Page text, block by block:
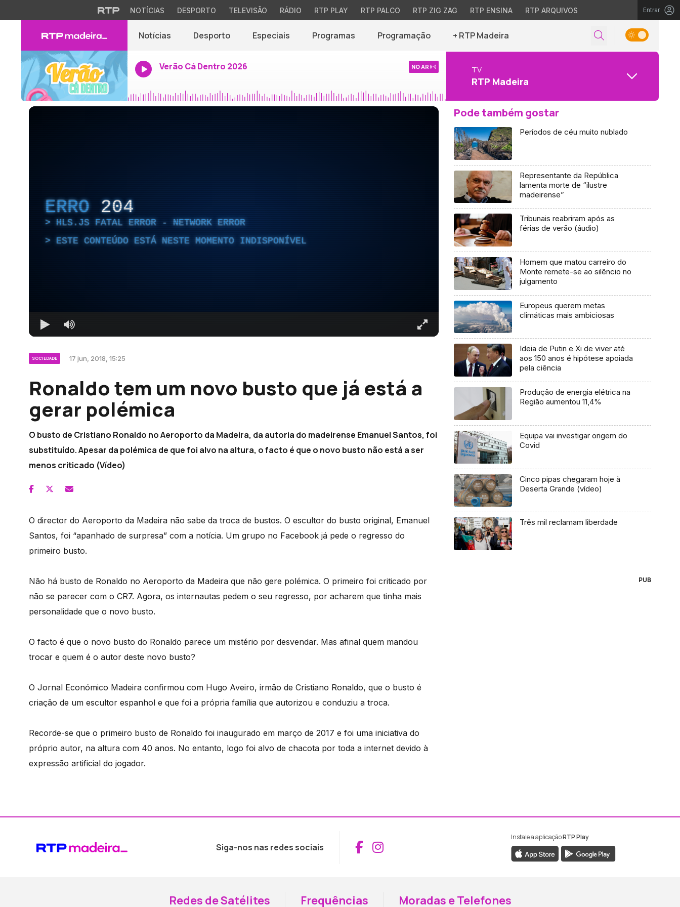
NOTÍCIAS DESPORTO TELEVISÃO RÁDIO RTP PLAY RTP PALCO RTP ZIG ZAG RTP ENSINA RTP ARQUIVOS Entrar
Notícias Desporto Especiais Programas Programação + RTP Madeira
Verão Cá Dentro 2026 NO AR TV
RTP Madeira
ERRO 204
HLS.JS FATAL ERROR - NETWORK ERROR
ESTE CONTEÚDO ESTÁ NESTE MOMENTO INDISPONÍVEL
SOCIEDADE 17 jun, 2018, 15:25
Ronaldo tem um novo busto que já está a
gerar polémica
O busto de Cristiano Ronaldo no Aeroporto da Madeira, da autoria do madeirense Emanuel Santos, foi
substituído. Apesar da polémica de que foi alvo na altura, o facto é que o novo busto não está a ser
menos criticado (Vídeo)
O director do Aeroporto da Madeira não sabe da troca de bustos. O escultor do busto original, Emanuel
Santos, foi “apanhado de surpresa” com a notícia. Um grupo no Facebook já pede o regresso do
primeiro busto.
Não há busto de Ronaldo no Aeroporto da Madeira que não gere polémica. O primeiro foi criticado por
não se parecer com o CR7. Agora, os internautas pedem o seu regresso, por acharem que tinha mais
personalidade que o novo busto.
O facto é que o novo busto do Ronaldo parece um mistério por desvendar. Mas afinal quem mandou
trocar e quem é o autor deste novo busto?
O Jornal Económico Madeira confirmou com Hugo Aveiro, irmão de Cristiano Ronaldo, que o busto é
criação de um escultor espanhol e que foi a própria família que autorizou e conduziu a troca.
Recorde-se que o primeiro busto de Ronaldo foi inaugurado em março de 2017 e foi uma iniciativa do
próprio autor, na altura com 40 anos. No entanto, logo foi alvo de chacota por toda a internet devido à
expressão artificial do jogador.
Pode também gostar
Períodos de céu muito nublado
Representante da República
lamenta morte de “ilustre
madeirense”
Tribunais reabriram após as
férias de verão (áudio)
Homem que matou carreiro do
Monte remete-se ao silêncio no
julgamento
Europeus querem metas
climáticas mais ambiciosas
Ideia de Putin e Xi de viver até
aos 150 anos é hipótese apoiada
pela ciência
Produção de energia elétrica na
Região aumentou 11,4%
Equipa vai investigar origem do
Covid
Cinco pipas chegaram hoje à
Deserta Grande (vídeo)
Três mil reclamam liberdade
PUB
Siga-nos nas redes sociais Aceder ao Facebook da RTP Madeira
Aceder ao Instagram da RTP Madeira
Instale a aplicaçãoRTP Play
Redes de Satélites Frequências Moradas e Telefones